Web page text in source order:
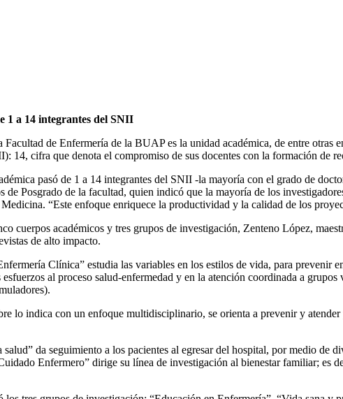
1 a 14 integrantes del SNII
de Enfermería de la BUAP es la unidad académica, de entre otras
14, cifra que denota el compromiso de sus docentes con la formación de
pasó de 1 a 14 integrantes del SNII -la mayoría con el grado de
de Posgrado de la facultad, quien indicó que la mayoría de los
“Este enfoque enriquece la productividad y la calidad de los
cuerpos académicos y tres grupos de investigación, Zenteno López,
de alto impacto.
Clínica” estudia las variables en los estilos de vida, para prevenir
al proceso salud-enfermedad y en la atención coordinada a
lo indica con un enfoque multidisciplinario, se orienta a prevenir y
da seguimiento a los pacientes al egresar del hospital, por medio
Enfermero” dirige su línea de investigación al bienestar familiar; es